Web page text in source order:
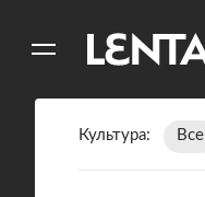
Культура Все